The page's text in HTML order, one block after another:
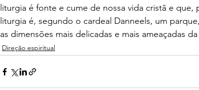
liturgia é fonte e cume de nossa vida cristã e
liturgia é, segundo o cardeal Danneels, um
as dimensões mais delicadas e mais ameaçadas
Direção espiritual